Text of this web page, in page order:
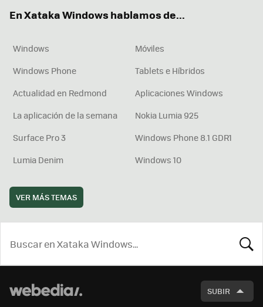
En Xataka Windows hablamos de...
Windows
Móviles
Windows Phone
Tablets e Híbridos
Actualidad en Redmond
Aplicaciones Windows
La aplicación de la semana
Nokia Lumia 925
Surface Pro 3
Windows Phone 8.1 GDR1
Lumia Denim
Windows 10
VER MÁS TEMAS
SUBIR